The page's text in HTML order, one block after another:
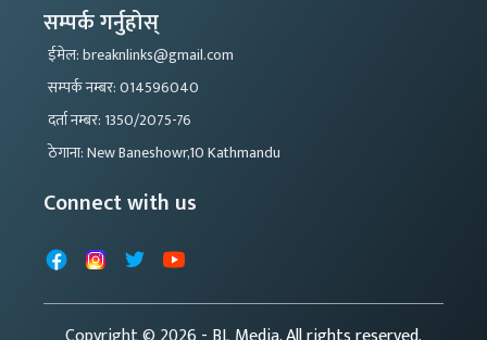
सम्पर्क गर्नुहोस्
ईमेल: breaknlinks@gmail.com
सम्पर्क नम्बर: 014596040
दर्ता नम्बर: 1350/2075-76
ठेगाना: New Baneshowr,10 Kathmandu
Connect with us
FacebookInstagram
X YouTube